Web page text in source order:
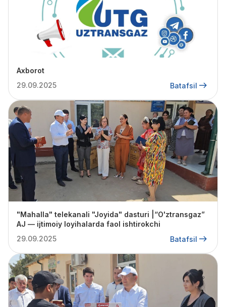
Axborot
29.09.2025
Batafsil
"Mahalla" telekanali "Joyida" dasturi |“O'ztransgaz”
AJ — ijtimoiy loyihalarda faol ishtirokchi
29.09.2025
Batafsil